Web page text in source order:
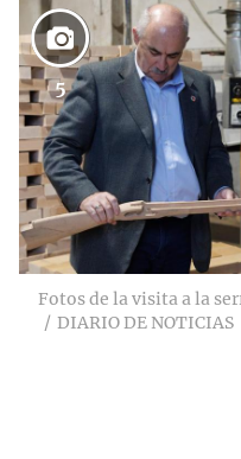
5
Fotos de la visita a la
DIARIO DE NOTICIAS